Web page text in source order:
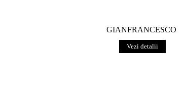
GIANFRANCESCO
Vezi detalii